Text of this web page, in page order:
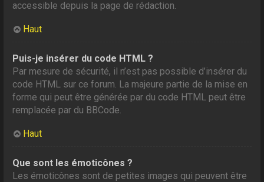
accessible depuis la page de rédaction.
Haut
Puis-je insérer du code HTML ?
Par mesure de sécurité, il n’est pas possible d’insérer du
code HTML sur ce forum. La majeure partie de la mise en
forme qui peut être générée par du code HTML peut être
remplacée par du BBCode.
Haut
Que sont les émoticônes ?
Les émoticônes sont de petites images qui peuvent être